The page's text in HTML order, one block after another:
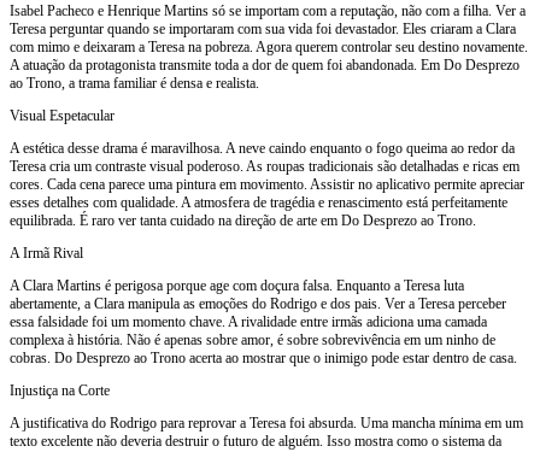
Isabel Pacheco e Henrique Martins só se importam com a reputação, não com a filha. Ver a
Teresa perguntar quando se importaram com sua vida foi devastador. Eles criaram a Clara
com mimo e deixaram a Teresa na pobreza. Agora querem controlar seu destino novamente.
A atuação da protagonista transmite toda a dor de quem foi abandonada. Em Do Desprezo
ao Trono, a trama familiar é densa e realista.
Visual Espetacular
A estética desse drama é maravilhosa. A neve caindo enquanto o fogo queima ao redor da
Teresa cria um contraste visual poderoso. As roupas tradicionais são detalhadas e ricas em
cores. Cada cena parece uma pintura em movimento. Assistir no aplicativo permite apreciar
esses detalhes com qualidade. A atmosfera de tragédia e renascimento está perfeitamente
equilibrada. É raro ver tanta cuidado na direção de arte em Do Desprezo ao Trono.
A Irmã Rival
A Clara Martins é perigosa porque age com doçura falsa. Enquanto a Teresa luta
abertamente, a Clara manipula as emoções do Rodrigo e dos pais. Ver a Teresa perceber
essa falsidade foi um momento chave. A rivalidade entre irmãs adiciona uma camada
complexa à história. Não é apenas sobre amor, é sobre sobrevivência em um ninho de
cobras. Do Desprezo ao Trono acerta ao mostrar que o inimigo pode estar dentro de casa.
Injustiça na Corte
A justificativa do Rodrigo para reprovar a Teresa foi absurda. Uma mancha mínima em um
texto excelente não deveria destruir o futuro de alguém. Isso mostra como o sistema da